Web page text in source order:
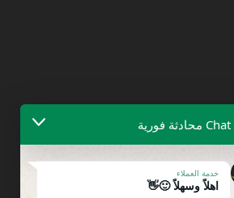
Chat محادثة فورية
خدمة العملاء
اهلاً وسهلاً 🙂👋